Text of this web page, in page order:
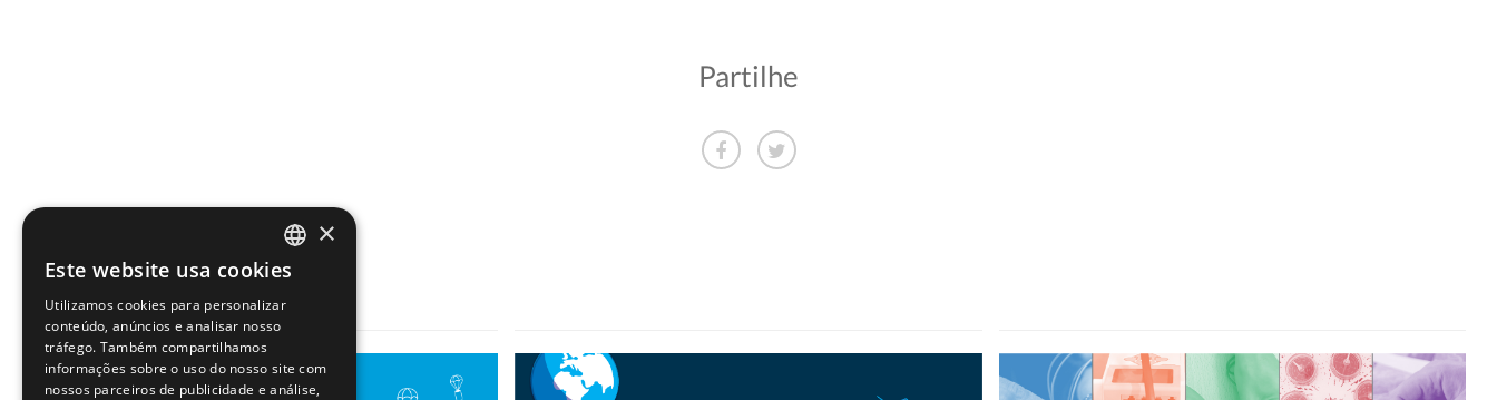
Partilhe
Outras iniciativasPORTUGUESE
ENGLISH
×
Este website usa cookies
Utilizamos cookies para personalizar
conteúdo, anúncios e analisar nosso
tráfego. Também compartilhamos
informações sobre o uso do nosso site com
nossos parceiros de publicidade e análise,